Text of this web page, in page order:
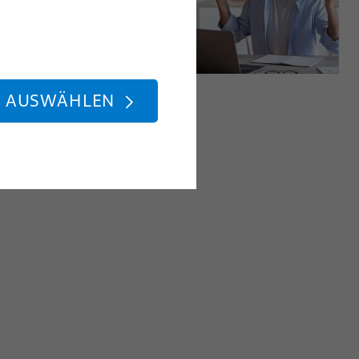
Mitteilungstext
AUSWÄHLEN